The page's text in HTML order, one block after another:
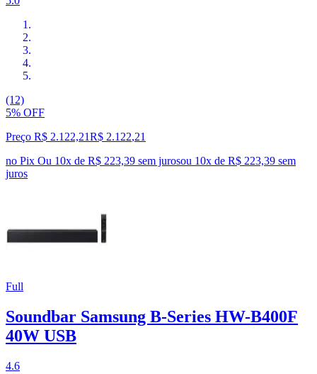
(12)
5% OFF
Preço R$ 2.122,21R$ 2.122,21
no Pix Ou 10x de R$ 223,39 sem jurosou 10x de R$ 223,39 sem
juros
Full
Soundbar Samsung B-Series HW-B400F
40W USB
4.6